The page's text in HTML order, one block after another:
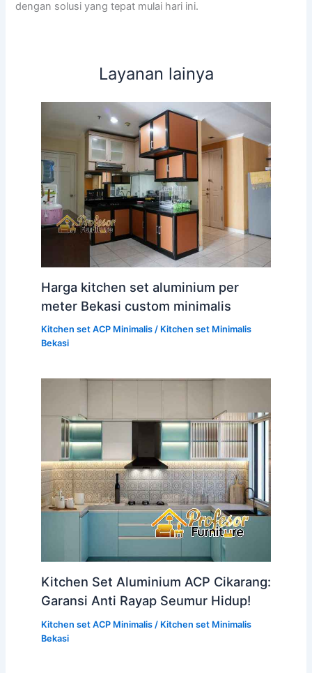
dengan solusi yang tepat mulai hari ini.
Layanan lainya
Harga kitchen set aluminium per
meter Bekasi custom minimalis
Kitchen set ACP Minimalis/ Kitchen set Minimalis
Bekasi
Kitchen Set Aluminium ACP Cikarang:
Garansi Anti Rayap Seumur Hidup!
Kitchen set ACP Minimalis/ Kitchen set Minimalis
Bekasi